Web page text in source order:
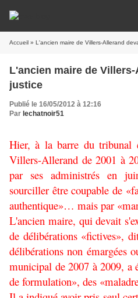
Accueil » L'ancien maire de Villers-Allerand
L'ancien maire de
justice
Publié le 16/05/2012 à 12:16
Par lechatnoir51
Hier, à la barre du tribunal
Villers-Allerand de 2001 à
par ses administrés en
sourciller être coupable de
authentique»… mais par
L'ancien maire, qui devait
de délibérations «fictives»,
délibérations non émargées
municipal de 2007 à 2009, a
de formulation», des